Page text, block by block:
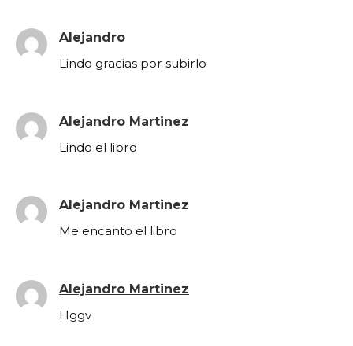
Alejandro
Lindo gracias por subirlo
Alejandro Martinez
Lindo el libro
Alejandro Martinez
Me encanto el libro
Alejandro Martinez
Hggv